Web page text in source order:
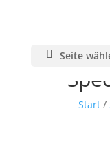
Seite
Start /